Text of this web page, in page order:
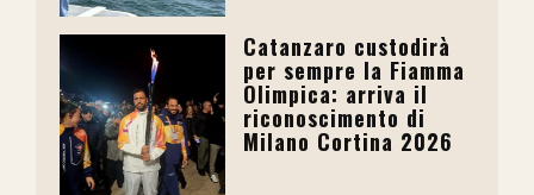
Catanzaro custodirà
per sempre la Fiamma
Olimpica: arriva il
riconoscimento di
Milano Cortina 2026